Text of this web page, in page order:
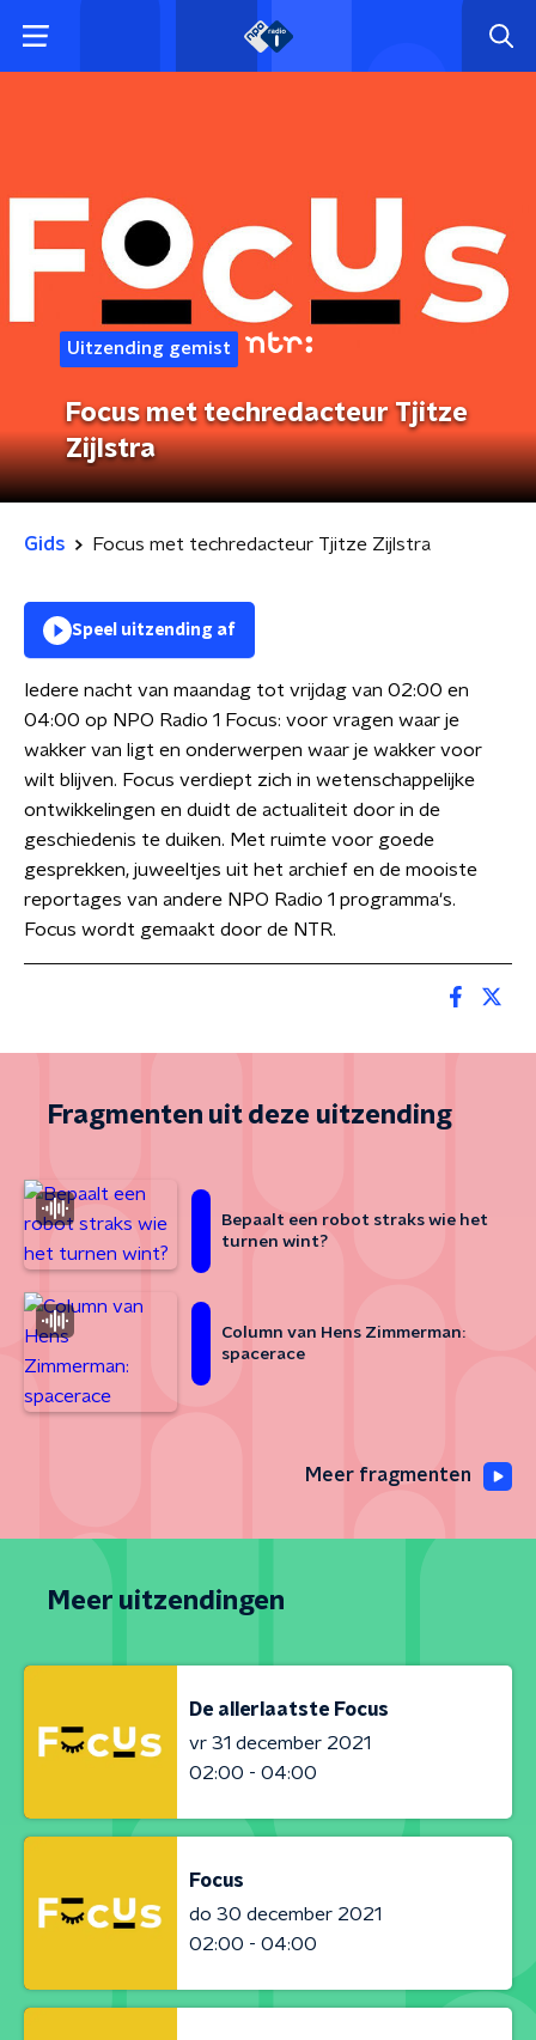
Uitzending gemist
Focus met techredacteur Tjitze
Zijlstra
Gids Focus met techredacteur Tjitze Zijlstra
Speel uitzending af
Iedere nacht van maandag tot vrijdag van 02:00 en
04:00 op NPO Radio 1 Focus: voor vragen waar je
wakker van ligt en onderwerpen waar je wakker voor
wilt blijven. Focus verdiept zich in wetenschappelijke
ontwikkelingen en duidt de actualiteit door in de
geschiedenis te duiken. Met ruimte voor goede
gesprekken, juweeltjes uit het archief en de mooiste
reportages van andere NPO Radio 1 programma's.
Focus wordt gemaakt door de NTR.
Fragmenten uit deze uitzending
Bepaalt een robot straks wie het
turnen wint?
Column van Hens Zimmerman:
spacerace
Meer fragmenten
Meer uitzendingen
De allerlaatste Focus
vr 31 december 2021
02:00 - 04:00
Focus
do 30 december 2021
02:00 - 04:00